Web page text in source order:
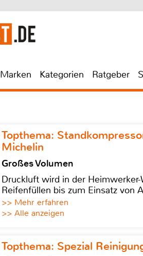
Marken Kategorien Ratgeber
Topthema:
Michelin
Großes Volumen
Druckluft wird in der
Reifenfüllen bis zum Einsatz von
>> Mehr erfahren
>> Alle anzeigen
Topthema: Spezial